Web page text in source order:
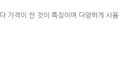
가격이 싼 것이 특징이며 다양하게 사용